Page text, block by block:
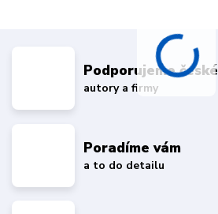
Podporujeme české
autory a firmy
Poradíme vám
a to do detailu